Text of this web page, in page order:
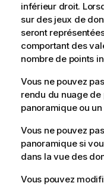
inférieur droit.
sur des jeux de
seront
comportant des
nombre de points
Vous ne pouvez
rendu du nuage
panoramique ou un
Vous ne pouvez
panoramique si
dans la vue des
Vous pouvez